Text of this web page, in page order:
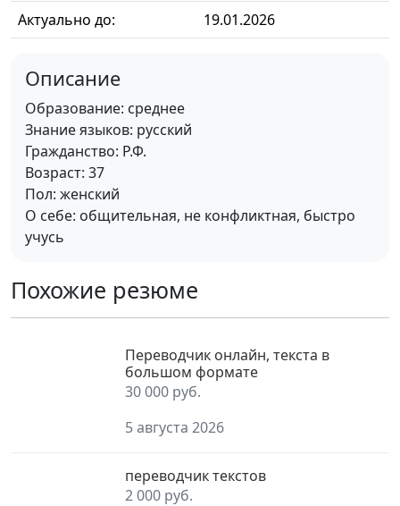
Актуально до:
19.01.2026
Описание
Образование: среднее
Знание языков: русский
Гражданство: Р.Ф.
Возраст: 37
Пол: женский
О себе: общительная, не конфликтная, быстро
учусь
Похожие резюме
Переводчик онлайн, текста в
большом формате
30 000 руб.
5 августа 2026
переводчик текстов
2 000 руб.